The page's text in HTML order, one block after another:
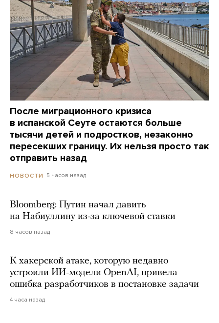
После миграционного кризиса
в испанской Сеуте остаются больше
тысячи детей и подростков, незаконно
пересекших границу. Их нельзя просто так
отправить назад
НОВОСТИ 5 часов назад
Bloomberg: Путин начал давить
на Набиуллину из-за ключевой ставки
8 часов назад
К хакерской атаке, которую недавно
устроили ИИ-модели OpenAI, привела
ошибка разработчиков в постановке задачи
4 часа назад